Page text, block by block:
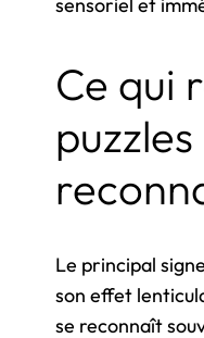
sensoriel et
Ce qui
Le principal
son effet
se reconnaît